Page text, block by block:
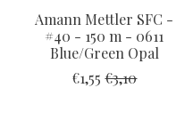
Amann Mettler SFC -
#40 - 150 m - 0611
Blue/Green Opal
€1,55 €3,10